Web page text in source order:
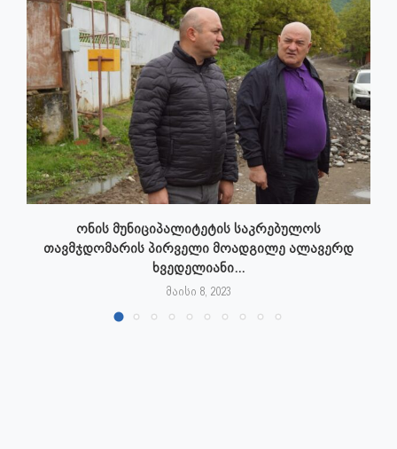
ონის მუნიციპალიტეტის საკრებულოს
თავმჯდომარის პირველი მოადგილე ალავერდ
ხვედელიანი...
მაისი 8, 2023